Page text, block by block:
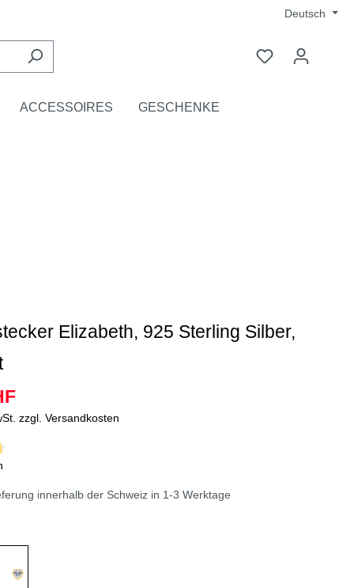
Deutsch
ACCESSOIRES GESCHENKE
Elizabeth, 925 Sterling Silber,
zzgl. Versandkosten
innerhalb der Schweiz in 1-3 Werktage